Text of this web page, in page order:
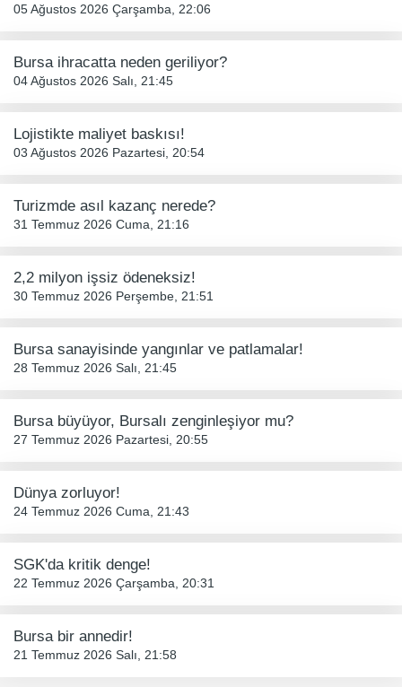
05 Ağustos 2026 Çarşamba, 22:06
Bursa ihracatta neden geriliyor?
04 Ağustos 2026 Salı, 21:45
Lojistikte maliyet baskısı!
03 Ağustos 2026 Pazartesi, 20:54
Turizmde asıl kazanç nerede?
31 Temmuz 2026 Cuma, 21:16
2,2 milyon işsiz ödeneksiz!
30 Temmuz 2026 Perşembe, 21:51
Bursa sanayisinde yangınlar ve patlamalar!
28 Temmuz 2026 Salı, 21:45
Bursa büyüyor, Bursalı zenginleşiyor mu?
27 Temmuz 2026 Pazartesi, 20:55
Dünya zorluyor!
24 Temmuz 2026 Cuma, 21:43
SGK'da kritik denge!
22 Temmuz 2026 Çarşamba, 20:31
Bursa bir annedir!
21 Temmuz 2026 Salı, 21:58